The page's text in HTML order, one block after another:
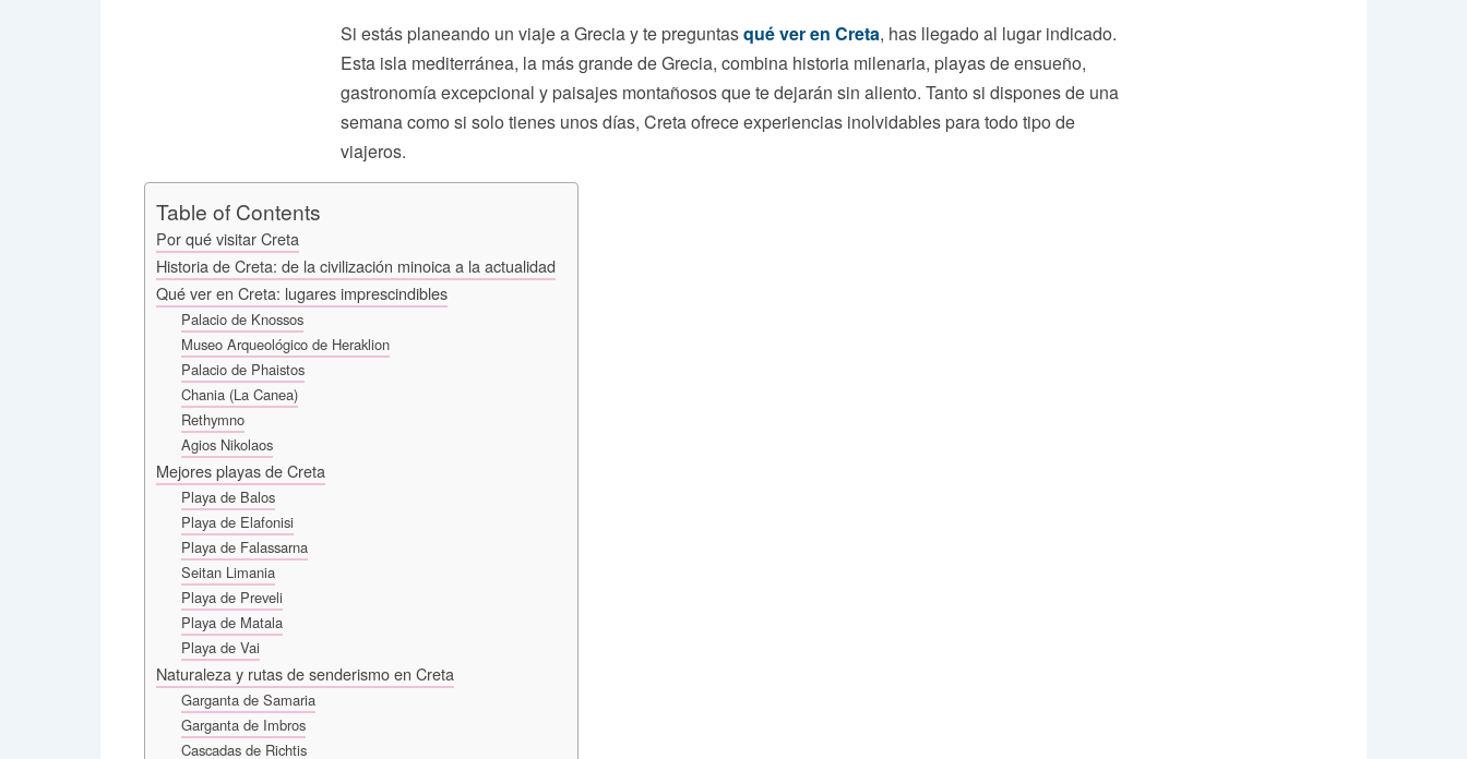
Si estás planeando un viaje a Grecia y te preguntasqué ver en Creta, has llegado al lugar indicado.
Esta isla mediterránea, la más grande de Grecia, combina historia milenaria, playas de ensueño,
gastronomía excepcional y paisajes montañosos que te dejarán sin aliento. Tanto si dispones de una
semana como si solo tienes unos días, Creta ofrece experiencias inolvidables para todo tipo de
viajeros.
Table of Contents
Por qué visitar Creta
Historia de Creta: de la civilización minoica a la actualidad
Qué ver en Creta: lugares imprescindibles
Palacio de Knossos
Museo Arqueológico de Heraklion
Palacio de Phaistos
Chania (La Canea)
Rethymno
Agios Nikolaos
Mejores playas de Creta
Playa de Balos
Playa de Elafonisi
Playa de Falassarna
Seitan Limania
Playa de Preveli
Playa de Matala
Playa de Vai
Naturaleza y rutas de senderismo en Creta
Garganta de Samaria
Garganta de Imbros
Cascadas de Richtis